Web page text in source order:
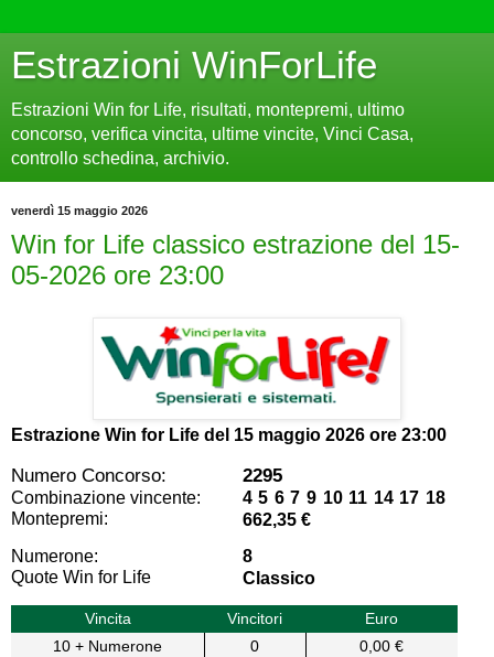
Estrazioni WinForLife
Estrazioni Win for Life, risultati, montepremi, ultimo
concorso, verifica vincita, ultime vincite, Vinci Casa,
controllo schedina, archivio.
venerdì 15 maggio 2026
Win for Life classico estrazione del 15-
05-2026 ore 23:00
Estrazione Win for Life del 15 maggio 2026 ore 23:00
Numero Concorso: 2295
Combinazione vincente:
4 5 6 7 9 10 11 14 17 18
Montepremi:
662,35 €
Numerone:
8
Quote Win for Life
Classico
Vincita Vincitori
Euro
10 + Numerone
0
0,00 €